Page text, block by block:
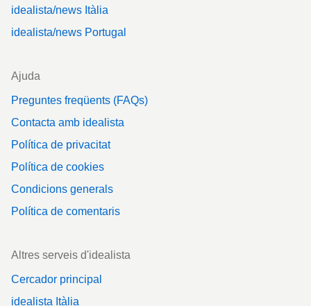
idealista/news Itàlia
idealista/news Portugal
Ajuda
Preguntes freqüents (FAQs)
Contacta amb idealista
Política de privacitat
Política de cookies
Condicions generals
Política de comentaris
Altres serveis d'idealista
Cercador principal
idealista Itàlia